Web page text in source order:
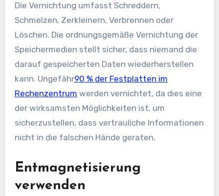
Die Vernichtung umfasst Schreddern,
Schmelzen, Zerkleinern, Verbrennen oder
Löschen. Die ordnungsgemäße Vernichtung der
Speichermedien stellt sicher, dass niemand die
darauf gespeicherten Daten wiederherstellen
kann. Ungefähr90 % der Festplatten im
Rechenzentrum werden vernichtet, da dies eine
der wirksamsten Möglichkeiten ist, um
sicherzustellen, dass vertrauliche Informationen
nicht in die falschen Hände geraten.
Entmagnetisierung
verwenden